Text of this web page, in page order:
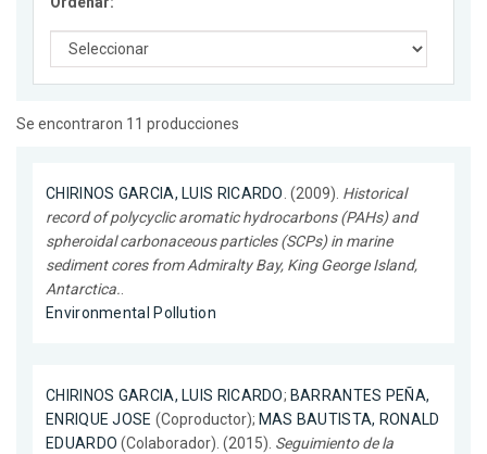
Se encontraron 11 producciones
CHIRINOS GARCIA, LUIS RICARDO. (2009). Historical
record of polycyclic aromatic hydrocarbons (PAHs) and
spheroidal carbonaceous particles (SCPs) in marine
sediment cores from Admiralty Bay, King George Island,
Antarctica..
Environmental Pollution
CHIRINOS GARCIA, LUIS RICARDO; BARRANTES PEÑA,
ENRIQUE JOSE (Coproductor); MAS BAUTISTA, RONALD
EDUARDO (Colaborador). (2015). Seguimiento de la